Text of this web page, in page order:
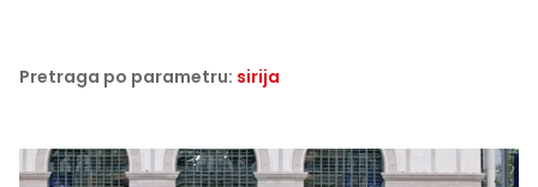
Pretraga po parametru: sirija